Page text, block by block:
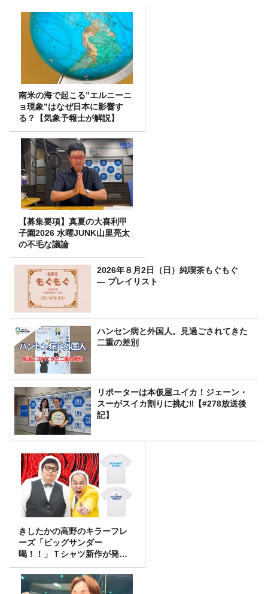
南米の海で起こる”エルニーニ
ョ現象”はなぜ日本に影響す
る？【気象予報士が解説】
【募集要項】真夏の大喜利甲
子園2026 水曜JUNK山里亮太
の不毛な議論
2026年８月2日（日）純喫茶もぐもぐ
― プレイリスト
ハンセン病と外国人。見過ごされてきた
二重の差別
リポーターは本仮屋ユイカ！ジェーン・
スーがスイカ割りに挑む‼【#278放送後
記】
きしたかの高野のキラーフレ
ーズ「ビッグサンダー
喝！！」Ｔシャツ新作が発売
決定！